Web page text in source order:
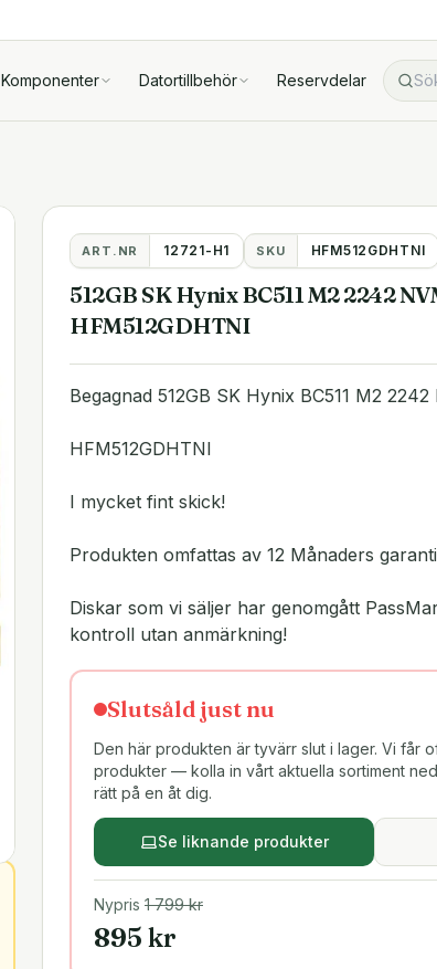
Komponenter Datortillbehör Reservdelar
ART.NR 12721-H1 SKU HFM512GDHTNI
512GB SK Hynix BC511 M2 2242
HFM512GDHTNI
Begagnad 512GB SK Hynix BC511 M2
HFM512GDHTNI
I mycket fint skick!
Produkten omfattas av 12 Månaders
Diskar som vi säljer har genomgått
kontroll utan anmärkning!
Slutsåld just nu
Den här produkten är tyvärr slut i lager. Vi får
produkter — kolla in vårt aktuella sortiment
rätt på en åt dig.
Se liknande produkter
Nypris 1 799kr
895 kr